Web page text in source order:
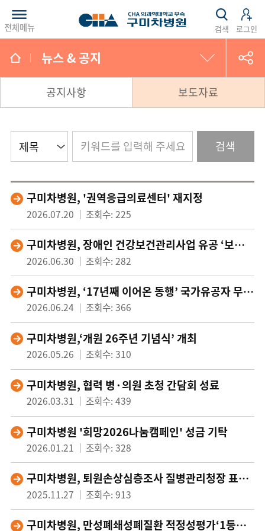
전체메뉴 검색 로그인
뉴스 & 공지
건강정보
채용소식
소식지
공지사항 보도자료
검색
구미차병원, '권역응급의료센터' 재지정
2026.07.20 조회수: 225
구미차병원, 장애인 건강보건관리사업 유공 ‘보건복지부 장관 표창’ 수상
2026.06.30 조회수: 282
구미차병원, ‘17년째 이어온 동행’ 국가유공자 무료 검진 실시
2026.06.24 조회수: 366
구미차병원,‘개원 26주년 기념식’ 개최
2026.05.26 조회수: 310
구미차병원, 협력 병·의원 초청 간담회 성료
2026.03.31 조회수: 439
구미차병원 '희망2026나눔캠페인' 성금 기탁
2026.01.21 조회수: 328
구미차병원, 퇴원손상심층조사 질병관리청장 표창 수상
2025.11.27 조회수: 913
구미차병원, 만성폐쇄성폐질환 적정성평가‘1등급’획득